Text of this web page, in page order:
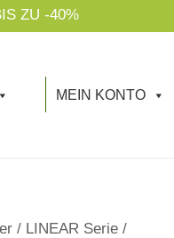
ZU -40%
MEIN KONTO
/ LINEAR Serie /